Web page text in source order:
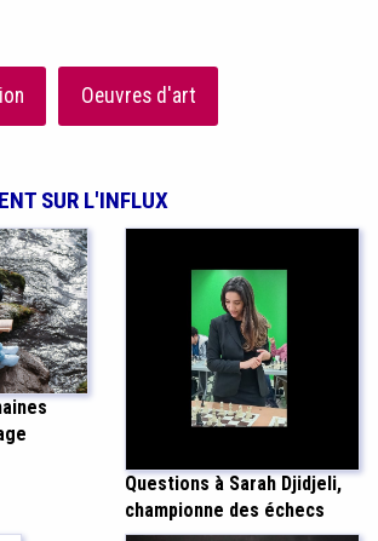
Oeuvres d'art
SUR L'INFLUX
Questions à Sarah Djidjeli,
championne des échecs